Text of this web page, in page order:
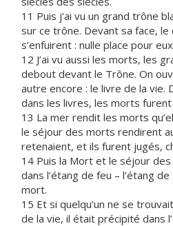
11 Puis j’ai vu un grand trône
sur ce trône. Devant sa face,
s’enfuirent : nulle place pour
12 J’ai vu aussi les morts, les
debout devant le Trône. On
autre encore : le livre de la vie.
dans les livres, les morts
13 La mer rendit les morts
le séjour des morts rendirent
retenaient, et ils furent jugés,
14 Puis la Mort et le séjour
dans l’étang de feu – l’étang
mort.
15 Et si quelqu’un ne se
de la vie, il était précipité dans